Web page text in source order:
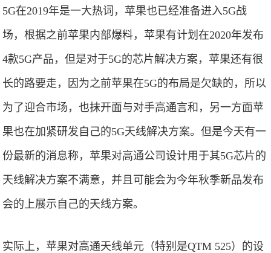
5G在2019年是一大热词，苹果也已经准备进入5G战
场，根据之前苹果内部爆料，苹果有计划在2020年发布
4款5G产品，但是对于5G的芯片解决方案，苹果还有很
长的路要走，因为之前苹果在5G的布局是欠缺的，所以
为了迎合市场，也抹开面与对手高通言和，另一方面苹
果也在加紧研发自己的5G天线解决方案。但是今天有一
份最新的消息称，苹果对高通公司设计用于其5G芯片的
天线解决方案不满意，并且可能会为今年秋季新品发布
会的上展示自己的天线方案。
实际上，苹果对高通天线单元（特别是QTM 525）的设